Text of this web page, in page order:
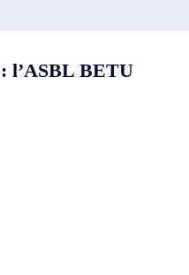
: l’ASBL BETU